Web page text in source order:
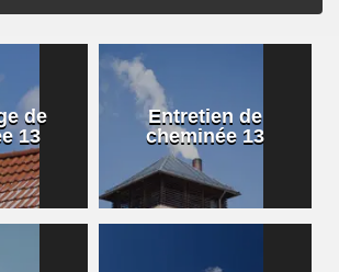
de
13
Entretien de
cheminée 13